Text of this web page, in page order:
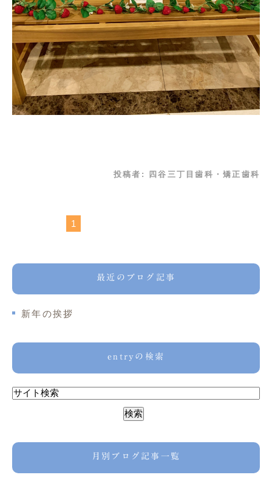
投稿者: 四谷三丁目歯科・矯正歯科
1
最近のブログ記事
新年の挨拶
entryの検索
月別ブログ記事一覧